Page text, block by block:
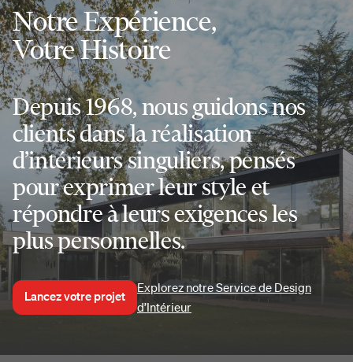
Notre Expérience,
Votre Histoire
Depuis 1968, nous guidons nos
clients dans la réalisation
d’intérieurs singuliers, pensés
pour exprimer leur style et
répondre à leurs exigences les
plus personnelles.
Lancez votre projet
Explorez notre Service de Design
d’Intérieur